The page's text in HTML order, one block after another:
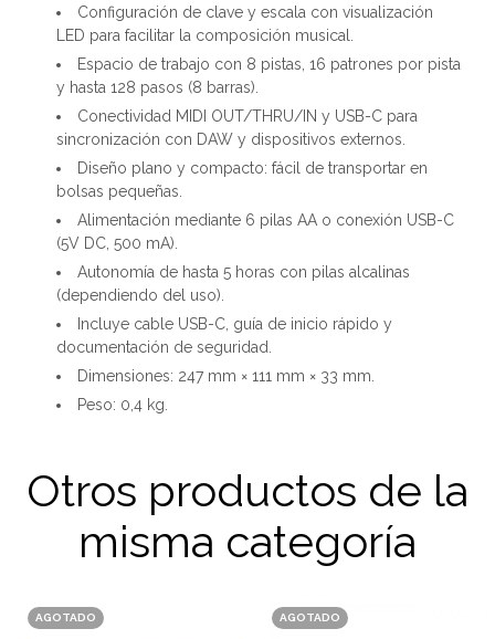
Configuración de clave y escala con visualización
LED para facilitar la composición musical.
Espacio de trabajo con 8 pistas, 16 patrones por pista
y hasta 128 pasos (8 barras).
Conectividad MIDI OUT/THRU/IN y USB-C para
sincronización con DAW y dispositivos externos.
Diseño plano y compacto: fácil de transportar en
bolsas pequeñas.
Alimentación mediante 6 pilas AA o conexión USB-C
(5V DC, 500 mA).
Autonomía de hasta 5 horas con pilas alcalinas
(dependiendo del uso).
Incluye cable USB-C, guía de inicio rápido y
documentación de seguridad.
Dimensiones: 247 mm × 111 mm × 33 mm.
Peso: 0,4 kg.
Otros productos de la
misma categoría
AGOTADO AGOTADO